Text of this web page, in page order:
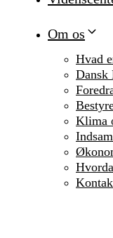
Om os
Hvad
Dansk
Klima